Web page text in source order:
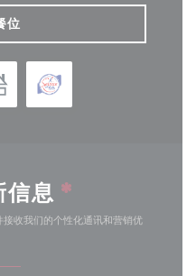
位
信息 *
收我们的个性化通讯和营销优